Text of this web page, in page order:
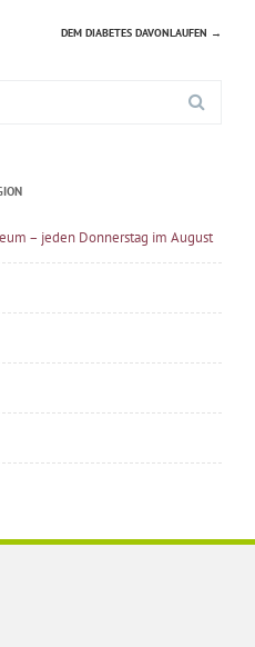
DEM DIABETES DAVONLAUFEN →
– jeden Donnerstag im August